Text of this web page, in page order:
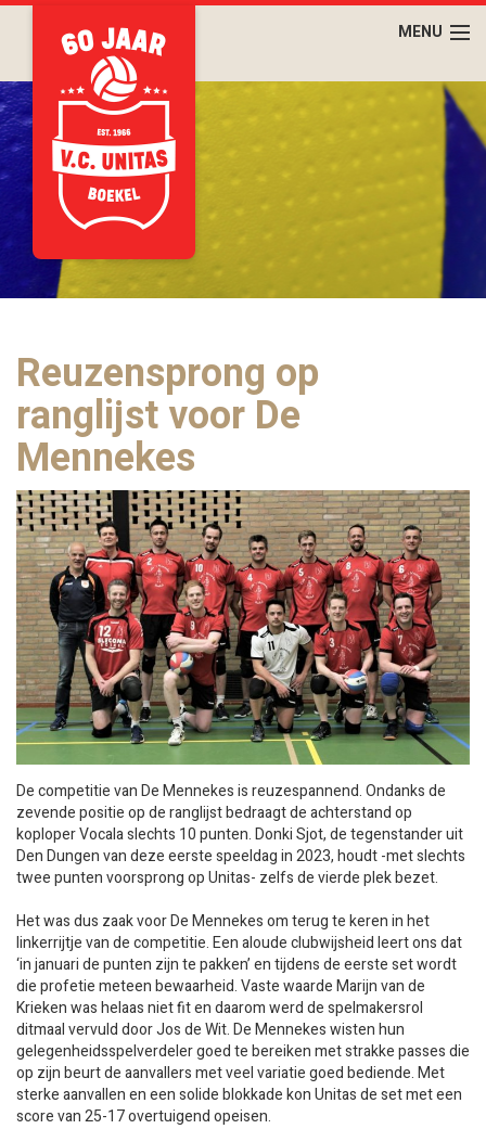
Reuzensprong op
ranglijst voor De
Mennekes
De competitie van De Mennekes is reuzespannend. Ondanks de
zevende positie op de ranglijst bedraagt de achterstand op
koploper Vocala slechts 10 punten. Donki Sjot, de tegenstander uit
Den Dungen van deze eerste speeldag in 2023, houdt -met slechts
twee punten voorsprong op Unitas- zelfs de vierde plek bezet.
Het was dus zaak voor De Mennekes om terug te keren in het
linkerrijtje van de competitie. Een aloude clubwijsheid leert ons dat
‘in januari de punten zijn te pakken’ en tijdens de eerste set wordt
die profetie meteen bewaarheid. Vaste waarde Marijn van de
Krieken was helaas niet fit en daarom werd de spelmakersrol
ditmaal vervuld door Jos de Wit. De Mennekes wisten hun
gelegenheidsspelverdeler goed te bereiken met strakke passes die
op zijn beurt de aanvallers met veel variatie goed bediende. Met
sterke aanvallen en een solide blokkade kon Unitas de set met een
score van 25-17 overtuigend opeisen.